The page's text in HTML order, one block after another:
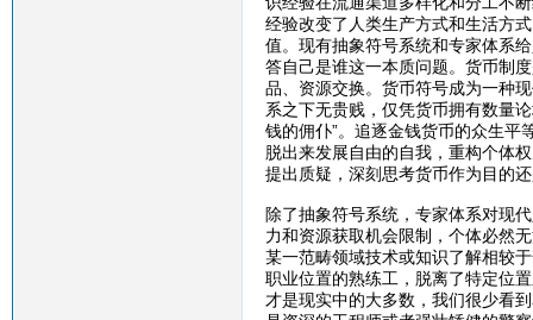
经验改变了人类生产方式和生活方
值。现有抽象符号系统和专家体系
答自己是谁这一本质问题。货币制
品、资源交换。货币符号成为一种
系之下无贵贱，仅凭货币拥有数量
钱的佣仆”。追逐金钱货币的众生平
脱出来发展自由的自我，重构个体
提出质疑，深刻思考货币作为目的
除了抽象符号系统，专家体系对现
力和资源获取机会限制，个体必然
某一范畴领域技术或知识了解相较
职业位置的熟练工，脱离了特定位
才是现实中的大多数，我们很少看